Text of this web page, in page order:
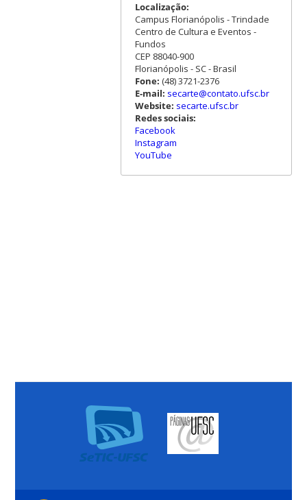
Localização:
Campus Florianópolis - Trindade
Centro de Cultura e Eventos -
Fundos
CEP 88040-900
Florianópolis - SC - Brasil
Fone: (48) 3721-2376
E-mail: secarte@contato.ufsc.br
Website: secarte.ufsc.br
Redes sociais:
Facebook
Instagram
YouTube